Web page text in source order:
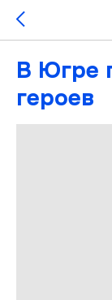
В Югре
героев